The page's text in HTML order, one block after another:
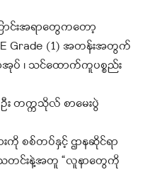
င်းအရာတွေကတော့
Grade (1) အတန်းအတွက်
ာအုပ် ၊ သင်ထောက်ကူပစ္စည်း
း တက္ကသိုလ် စာမေးပွဲ
ကို စစ်တပ်နှင့် ဌာနဆိုင်ရာ
သတင်းနဲ့အတူ “လူနာတွေကို